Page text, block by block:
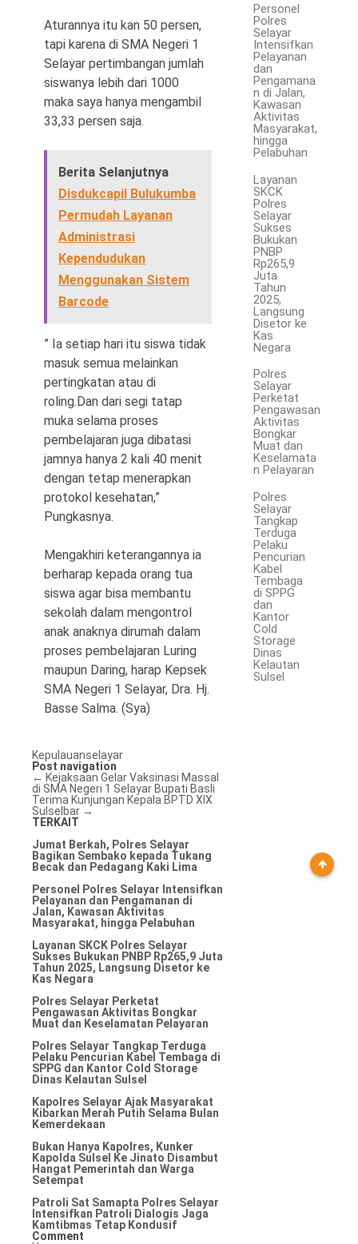
Aturannya itu kan 50 persen,
tapi karena di SMA Negeri 1
Selayar pertimbangan jumlah
siswanya lebih dari 1000
maka saya hanya mengambil
33,33 persen saja.
Berita Selanjutnya
Disdukcapil Bulukumba
Permudah Layanan
Administrasi
Kependudukan
Menggunakan Sistem
Barcode
” Ia setiap hari itu siswa tidak
masuk semua melainkan
pertingkatan atau di
roling.Dan dari segi tatap
muka selama proses
pembelajaran juga dibatasi
jamnya hanya 2 kali 40 menit
dengan tetap menerapkan
protokol kesehatan,”
Pungkasnya.
Mengakhiri keterangannya ia
berharap kepada orang tua
siswa agar bisa membantu
sekolah dalam mengontrol
anak anaknya dirumah dalam
proses pembelajaran Luring
maupun Daring, harap Kepsek
SMA Negeri 1 Selayar, Dra. Hj.
Basse Salma. (Sya)
Kepulauanselayar
Post navigation
← Kejaksaan Gelar Vaksinasi Massal
di SMA Negeri 1 Selayar Bupati Basli
Terima Kunjungan Kepala BPTD XIX
Sulselbar →
TERKAIT
Jumat Berkah, Polres Selayar
Bagikan Sembako kepada Tukang
Becak dan Pedagang Kaki Lima
Personel Polres Selayar Intensifkan
Pelayanan dan Pengamanan di
Jalan, Kawasan Aktivitas
Masyarakat, hingga Pelabuhan
Layanan SKCK Polres Selayar
Sukses Bukukan PNBP Rp265,9 Juta
Tahun 2025, Langsung Disetor ke
Kas Negara
Polres Selayar Perketat
Pengawasan Aktivitas Bongkar
Muat dan Keselamatan Pelayaran
Polres Selayar Tangkap Terduga
Pelaku Pencurian Kabel Tembaga di
SPPG dan Kantor Cold Storage
Dinas Kelautan Sulsel
Kapolres Selayar Ajak Masyarakat
Kibarkan Merah Putih Selama Bulan
Kemerdekaan
Bukan Hanya Kapolres, Kunker
Kapolda Sulsel Ke Jinato Disambut
Hangat Pemerintah dan Warga
Setempat
Patroli Sat Samapta Polres Selayar
Intensifkan Patroli Dialogis Jaga
Kamtibmas Tetap Kondusif
Comment
Personel
Polres
Selayar
Intensifkan
Pelayanan
dan
Pengamana
n di Jalan,
Kawasan
Aktivitas
Masyarakat,
hingga
Pelabuhan
Layanan
SKCK
Polres
Selayar
Sukses
Bukukan
PNBP
Rp265,9
Juta
Tahun
2025,
Langsung
Disetor ke
Kas
Negara
Polres
Selayar
Perketat
Pengawasan
Aktivitas
Bongkar
Muat dan
Keselamata
n Pelayaran
Polres
Selayar
Tangkap
Terduga
Pelaku
Pencurian
Kabel
Tembaga
di SPPG
dan
Kantor
Cold
Storage
Dinas
Kelautan
Sulsel